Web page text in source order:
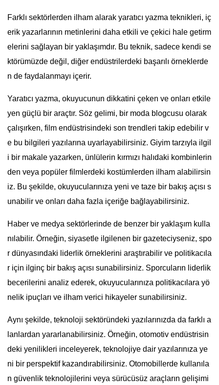
Farklı sektörlerden ilham alarak yaratıcı yazma teknikleri, iç
erik yazarlarının metinlerini daha etkili ve çekici hale getirm
elerini sağlayan bir yaklaşımdır. Bu teknik, sadece kendi se
ktörümüzde değil, diğer endüstrilerdeki başarılı örneklerde
n de faydalanmayı içerir.
Yaratıcı yazma, okuyucunun dikkatini çeken ve onları etkile
yen güçlü bir araçtır. Söz gelimi, bir moda blogcusu olarak
çalışırken, film endüstrisindeki son trendleri takip edebilir v
e bu bilgileri yazılarına uyarlayabilirsiniz. Giyim tarzıyla ilgil
i bir makale yazarken, ünlülerin kırmızı halıdaki kombinlerin
den veya popüler filmlerdeki kostümlerden ilham alabilirsin
iz. Bu şekilde, okuyucularınıza yeni ve taze bir bakış açısı s
unabilir ve onları daha fazla içeriğe bağlayabilirsiniz.
Haber ve medya sektörlerinde de benzer bir yaklaşım kulla
nılabilir. Örneğin, siyasetle ilgilenen bir gazeteciyseniz, spo
r dünyasındaki liderlik örneklerini araştırabilir ve politikacıla
r için ilginç bir bakış açısı sunabilirsiniz. Sporcuların liderlik
becerilerini analiz ederek, okuyucularınıza politikacılara yö
nelik ipuçları ve ilham verici hikayeler sunabilirsiniz.
Aynı şekilde, teknoloji sektöründeki yazılarınızda da farklı a
lanlardan yararlanabilirsiniz. Örneğin, otomotiv endüstrisin
deki yenilikleri inceleyerek, teknolojiye dair yazılarınıza ye
ni bir perspektif kazandırabilirsiniz. Otomobillerde kullanıla
n güvenlik teknolojilerini veya sürücüsüz araçların gelişimi